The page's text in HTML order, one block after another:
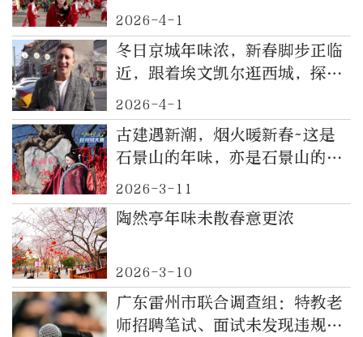
京城年味
2026-4-1
冬日京城年味浓，新春脚步正临
近，跟着埃文凯尔逛西城，探寻
京味烟火，发现最地道的北京范
儿与新春年味
2026-4-1
古建遇新潮，烟火暖新春~这是
石景山的年味，亦是石景山的新
春烟火气
2026-3-11
陶然亭年味未散春意更浓
2026-3-10
广东雷州市联合调查组：特教老
师招聘笔试、面试未发现违规和